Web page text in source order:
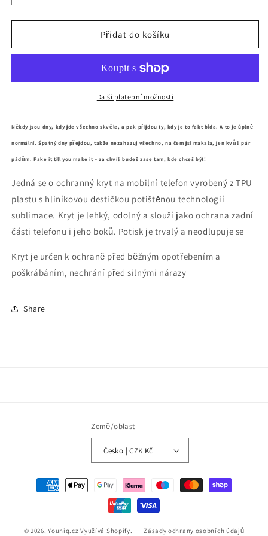
množství
produktu
it
make
množství
produktu
Fake
it
make
Přidat do košíku
Další platební možnosti
Někdy jsou dny, kdy jde všechno skvěle, a pak přijdou ty, kdy je to fakt bída. A to je úplně
normální. Špatný dny přejdou, takže nezahazuj všechno, na čem jsi makala, jen kvůli pár
pádům. Fake it till you make it – za chvíli budeš zase tam, kde chceš být!
Jedná se o ochranný kryt na mobilní telefon vyrobený z TPU
plastu s hliníkovou destičkou potištěnou technologií
sublimace. Kryt je lehký, odolný a slouží jako ochrana zadní
části telefonu i jeho boků. Potisk je trvalý a neodlupuje se
Kryt je určen k ochraně před běžným opotřebením a
poškrábáním, nechrání před silnými nárazy
Share
Země/oblast
Česko | CZK Kč
Platební
metody
© 2026,Youniq.cz Využívá Shopify. Zásady ochrany osobních údajů